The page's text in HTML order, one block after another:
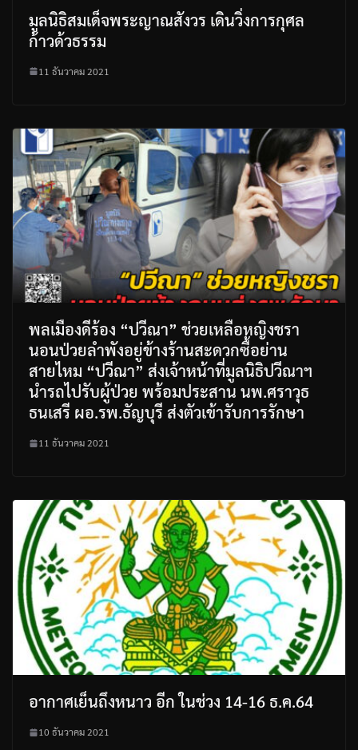
มูลนิธิสมเด็จพระญาณสังวร เดินวิ่งการกุศล
ก้าวด้วธรรม
11 ธันวาคม 2021
พลเมืองดีร้อง “ปวีณา” ช่วยเหลือหญิงชรา
นอนป่วยลำพังอยู่ข้างร้านสะดวกซื้อย่าน
สายไหม “ปวีณา” ส่งเจ้าหน้าที่มูลนิธิปวีณาฯ
นำรถไปรับผู้ป่วย พร้อมประสาน นพ.ศราวุธ
ธนเสรี ผอ.รพ.ธัญบุรี ส่งตัวเข้ารับการรักษา
11 ธันวาคม 2021
อากาศเย็นถึงหนาว อีก ในช่วง 14-16 ธ.ค.64
10 ธันวาคม 2021